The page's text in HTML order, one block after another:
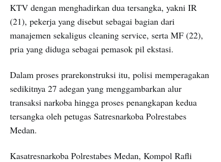
KTV dengan menghadirkan dua tersangka, yakni IR
(21), pekerja yang disebut sebagai bagian dari
manajemen sekaligus cleaning service, serta MF (22),
pria yang diduga sebagai pemasok pil ekstasi.
Dalam proses prarekonstruksi itu, polisi memperagakan
sedikitnya 27 adegan yang menggambarkan alur
transaksi narkoba hingga proses penangkapan kedua
tersangka oleh petugas Satresnarkoba Polrestabes
Medan.
Kasatresnarkoba Polrestabes Medan, Kompol Rafli